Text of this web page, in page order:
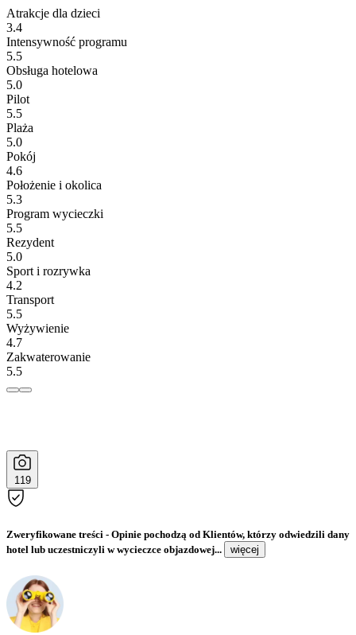
Atrakcje dla dzieci
3.4
Intensywność programu
5.5
Obsługa hotelowa
5.0
Pilot
5.5
Plaża
5.0
Pokój
4.6
Położenie i okolica
5.3
Program wycieczki
5.5
Rezydent
5.0
Sport i rozrywka
4.2
Transport
5.5
Wyżywienie
4.7
Zakwaterowanie
5.5
119
Zweryfikowane treści - Opinie pochodzą od Klientów, którzy odwiedzili dany
hotel lub uczestniczyli w wycieczce objazdowej...
więcej